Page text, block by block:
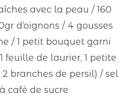
avec la peau / 160
d’oignons / 4 gousses
/ 1 petit bouquet garni
feuille de laurier, 1 petite
branches de persil) / sel
café de sucre